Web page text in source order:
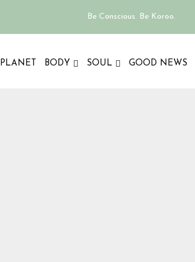
Be Conscious. Be Koroo.
PLANET BODY SOUL GOOD NEWS